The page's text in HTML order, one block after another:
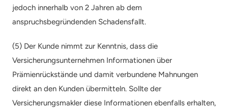
jedoch innerhalb von 2 Jahren ab dem
anspruchsbegründenden Schadensfallt.
(5) Der Kunde nimmt zur Kenntnis, dass die
Versicherungsunternehmen Informationen über
Prämienrückstände und damit verbundene Mahnungen
direkt an den Kunden übermitteln. Sollte der
Versicherungsmakler diese Informationen ebenfalls erhalten,